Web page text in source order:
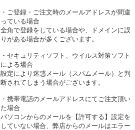
・ご登録・ご注文時のメールアドレスが間違
っている場合
全角で登録をしている場合や、ドメインに誤
りがある場合が多くございます。
・セキュリティソフト、ウイルス対策ソフト
による場合
設定により迷惑メール（スパムメール）と判
断されてしまう場合がございます。
・携帯電話のメールアドレスにてご注文頂い
た場合
パソコンからのメールを【許可する】設定を
していない場合、弊店からのメールはエラー